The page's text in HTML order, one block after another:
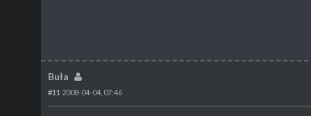
Buła
#11 2008-04-04, 07:46